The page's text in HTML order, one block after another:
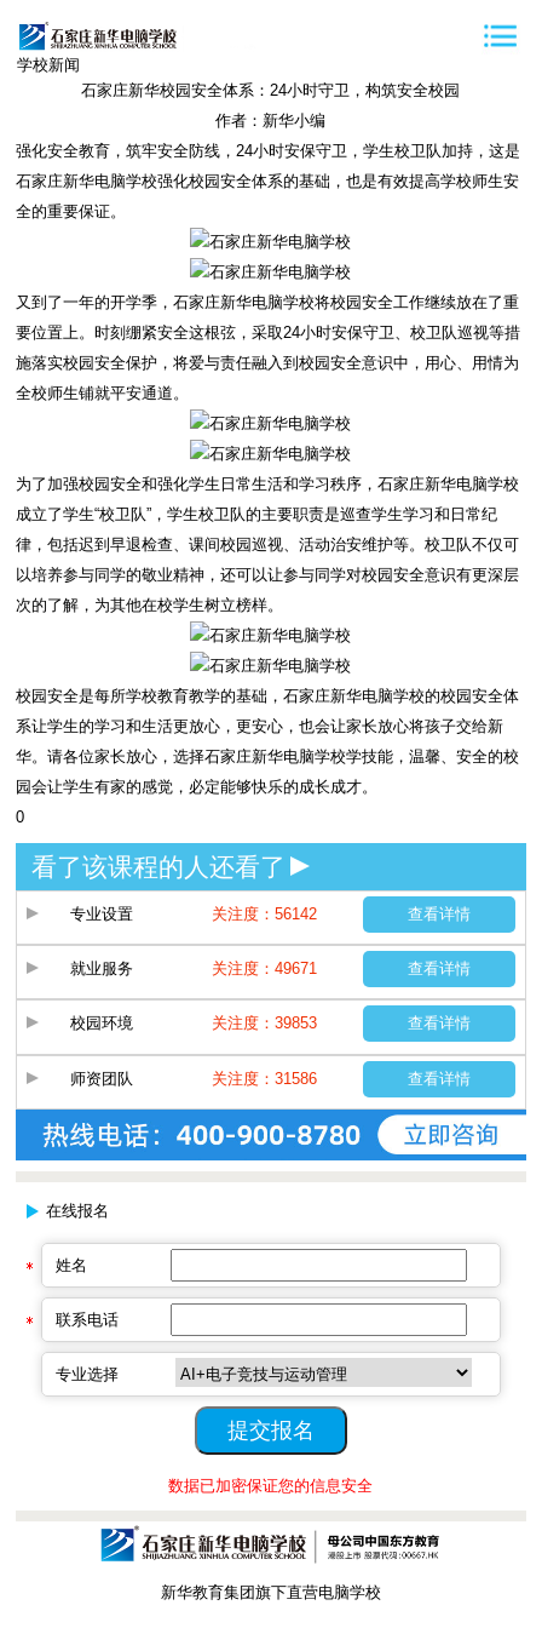
学校新闻
石家庄新华校园安全体系：24小时守卫，构筑安全校园
作者：新华小编
强化安全教育，筑牢安全防线，24小时安保守卫，学生校卫队加持，这是
石家庄新华电脑学校强化校园安全体系的基础，也是有效提高学校师生安
全的重要保证。
又到了一年的开学季，石家庄新华电脑学校将校园安全工作继续放在了重
要位置上。时刻绷紧安全这根弦，采取24小时安保守卫、校卫队巡视等措
施落实校园安全保护，将爱与责任融入到校园安全意识中，用心、用情为
全校师生铺就平安通道。
为了加强校园安全和强化学生日常生活和学习秩序，石家庄新华电脑学校
成立了学生“校卫队”，学生校卫队的主要职责是巡查学生学习和日常纪
律，包括迟到早退检查、课间校园巡视、活动治安维护等。校卫队不仅可
以培养参与同学的敬业精神，还可以让参与同学对校园安全意识有更深层
次的了解，为其他在校学生树立榜样。
校园安全是每所学校教育教学的基础，石家庄新华电脑学校的校园安全体
系让学生的学习和生活更放心，更安心，也会让家长放心将孩子交给新
华。请各位家长放心，选择石家庄新华电脑学校学技能，温馨、安全的校
园会让学生有家的感觉，必定能够快乐的成长成才。
0
看了该课程的人还看了
专业设置 关注度：56142 查看详情
就业服务 关注度：49671 查看详情
校园环境 关注度：39853 查看详情
师资团队 关注度：31586 查看详情
在线报名
姓名
联系电话
专业选择
数据已加密保证您的信息安全
新华教育集团旗下直营电脑学校